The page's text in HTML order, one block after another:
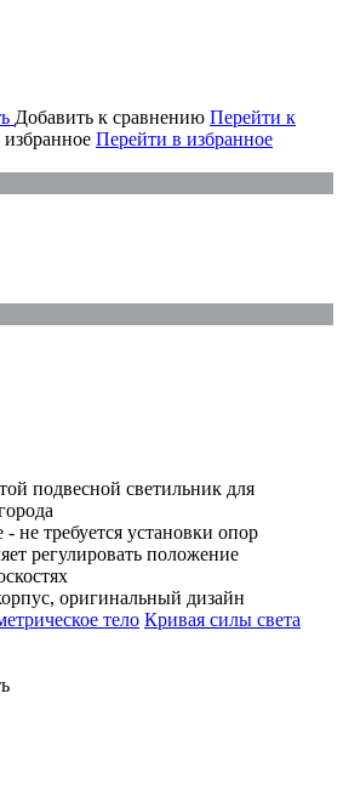
Добавить к сравнению Перейти к
Перейти в избранное
подвесной светильник для
не требуется установки опор
регулировать положение
оригинальный дизайн
тело Кривая силы света